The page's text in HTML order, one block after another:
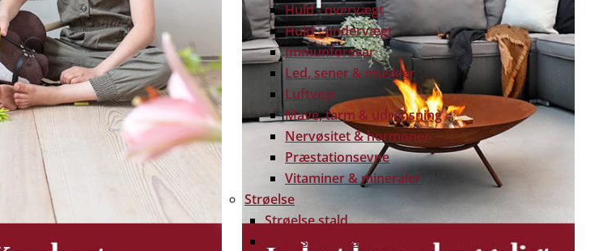
Huld - overvægt
Huld - undervægt
Immunforsvar
Led, sener & muskler
Luftveje
Mave, tarm & udrensning
Nervøsitet & hormoner
Præstationsevne
Vitaminer & mineraler
Strøelse
Strøelse stald
Strøelse til smådyr